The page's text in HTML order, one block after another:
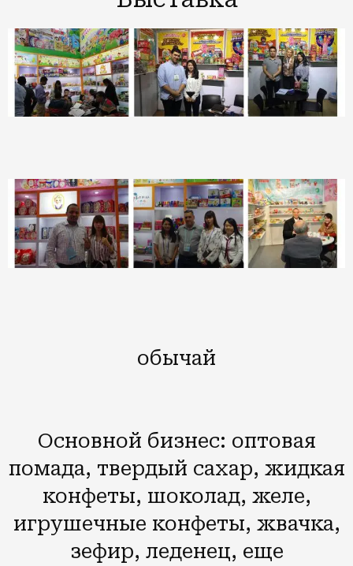
обычай
Основной бизнес: оптовая
помада, твердый сахар, жидкая
конфеты, шоколад, желе,
игрушечные конфеты, жвачка,
зефир, леденец, еще